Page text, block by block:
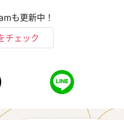
も更新中！
チェック